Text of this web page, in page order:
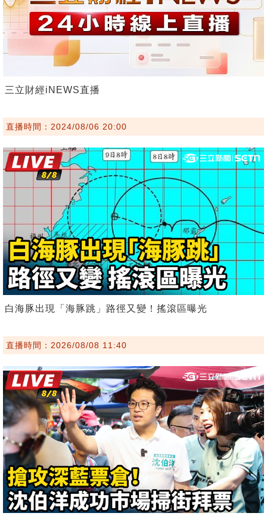
三立財經iNEWS直播
直播時間：2024/08/06 20:00
白海豚出現「海豚跳」路徑又變！搖滾區曝光
直播時間：2026/08/08 11:40